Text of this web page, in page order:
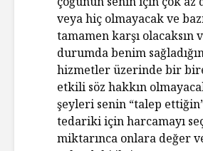
veya hiç olmayacak ve
tamamen karşı olacaksın
durumda benim
hizmetler üzerinde bir
etkili söz hakkın
şeyleri senin “talep
tedariki için harcamayı
miktarınca onlara değer